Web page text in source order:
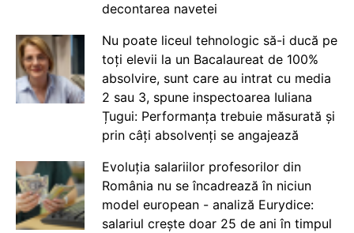
decontarea navetei
Nu poate liceul tehnologic să-i ducă pe
toți elevii la un Bacalaureat de 100%
absolvire, sunt care au intrat cu media
2 sau 3, spune inspectoarea Iuliana
Țugui: Performanța trebuie măsurată și
prin câți absolvenți se angajează
Evoluția salariilor profesorilor din
România nu se încadrează în niciun
model european - analiză Eurydice:
salariul crește doar 25 de ani în timpul